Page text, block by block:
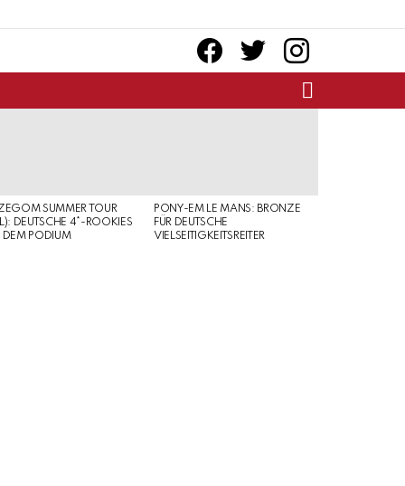
facebooktwitter instagram
SUMMER TOUR
DEUTSCHE 4*-ROOKIES
DEM PODIUM
PONY-EM LE MANS: BRONZE
FÜR DEUTSCHE
VIELSEITIGKEITSREITER